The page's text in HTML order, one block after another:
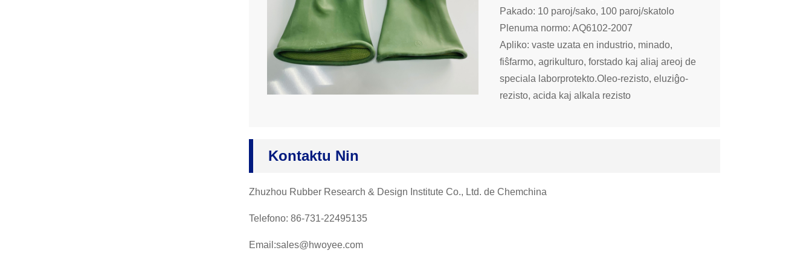
Pakado: 10 paroj/sako, 100 paroj/skatolo
Plenuma normo: AQ6102-2007
Apliko: vaste uzata en industrio, minado,
fiŝfarmo, agrikulturo, forstado kaj aliaj areoj de
speciala laborprotekto.Oleo-rezisto, eluziĝo-
rezisto, acida kaj alkala rezisto
Kontaktu Nin
Zhuzhou Rubber Research & Design Institute Co., Ltd. de Chemchina
Telefono: 86-731-22495135
Email:sales@hwoyee.com